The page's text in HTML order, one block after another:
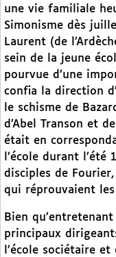
une vie familiale
Simonisme dès
Laurent (de
sein de la jeune
pourvue d’une
confia la direction
le schisme de
d’Abel Transon et
était en
l’école durant
disciples de
qui réprouvaient les
Bien
principaux
l’école sociétaire